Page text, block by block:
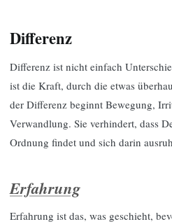
Differenz
Differenz ist nicht einfach
ist die Kraft, durch die etwas
der Differenz beginnt Bewegung,
Verwandlung. Sie verhindert, dass
Ordnung findet und sich darin
Erfahrung
Erfahrung ist das, was geschieht,